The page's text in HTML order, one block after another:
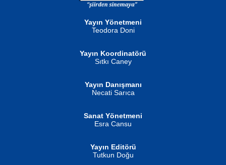
Ben Deniz Değilim ki...
Yayın Yönetmeni
Teodora Doni
Yayın Koordinatörü
Sıtkı Caney
Yayın Danışmanı
Necati Sarıca
Sanat Yönetmeni
Esra Cansu
Yayın Editörü
Tutkun Doğu